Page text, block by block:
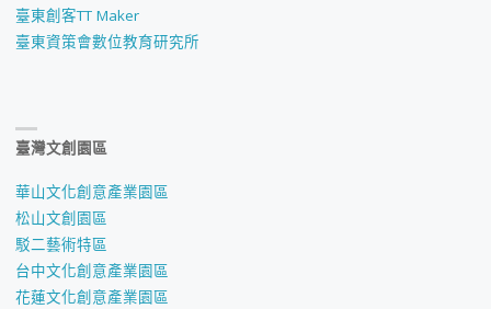
臺東創客TT Maker
臺東資策會數位教育研究所
臺灣文創園區
華山文化創意產業園區
松山文創園區
駁二藝術特區
台中文化創意產業園區
花蓮文化創意產業園區